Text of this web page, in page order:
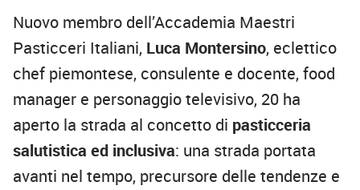
Nuovo membro dell’Accademia Maestri
Pasticceri Italiani, Luca Montersino, eclettico
chef piemontese, consulente e docente, food
manager e personaggio televisivo, 20 ha
aperto la strada al concetto di pasticceria
salutistica ed inclusiva: una strada portata
avanti nel tempo, precursore delle tendenze e